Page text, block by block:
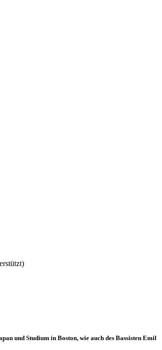
und Studium in Boston, wie auch des Bassisten Emil